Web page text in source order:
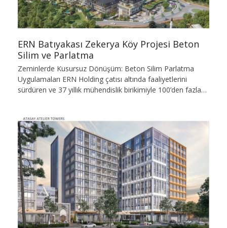
ERN Batıyakası Zekerya Köy Projesi Beton
Silim ve Parlatma
Zeminlerde Kusursuz Dönüşüm: Beton Silim Parlatma
Uygulamaları ERN Holding çatısı altında faaliyetlerini
sürdüren ve 37 yıllık mühendislik birikimiyle 100’den fazla…